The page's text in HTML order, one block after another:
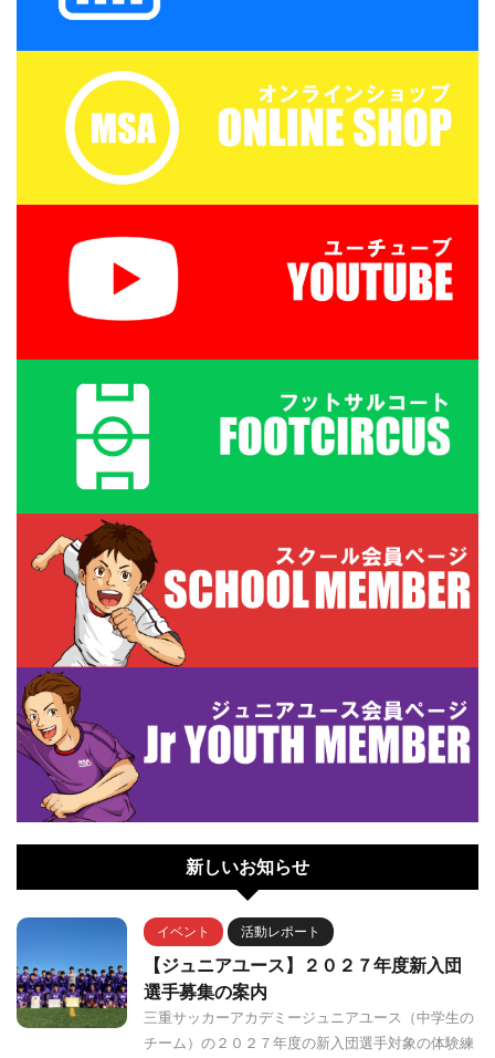
新しいお知らせ
イベント 活動レポート
【ジュニアユース】２０２７年度新入団
選手募集の案内
三重サッカーアカデミージュニアユース（中学生の
チーム）の２０２７年度の新入団選手対象の体験練